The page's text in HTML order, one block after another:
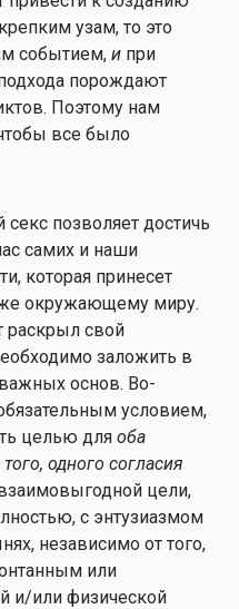
узам, то это
событием, и при
подхода порождают
Поэтому нам
все было
позволяет достичь
самих и наши
которая принесет
окружающему миру.
раскрыл свой
заложить в
основ. Во-
условием,
целью для оба
одного согласия
цели,
с энтузиазмом
независимо от того,
или
и/или физической